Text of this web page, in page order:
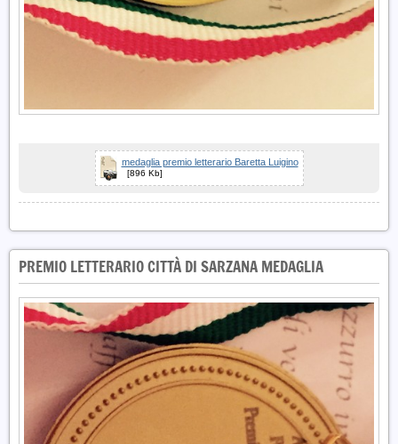
medaglia premio letterario Baretta Luigino
[896 Kb]
PREMIO LETTERARIO CITTÀ DI SARZANA MEDAGLIA